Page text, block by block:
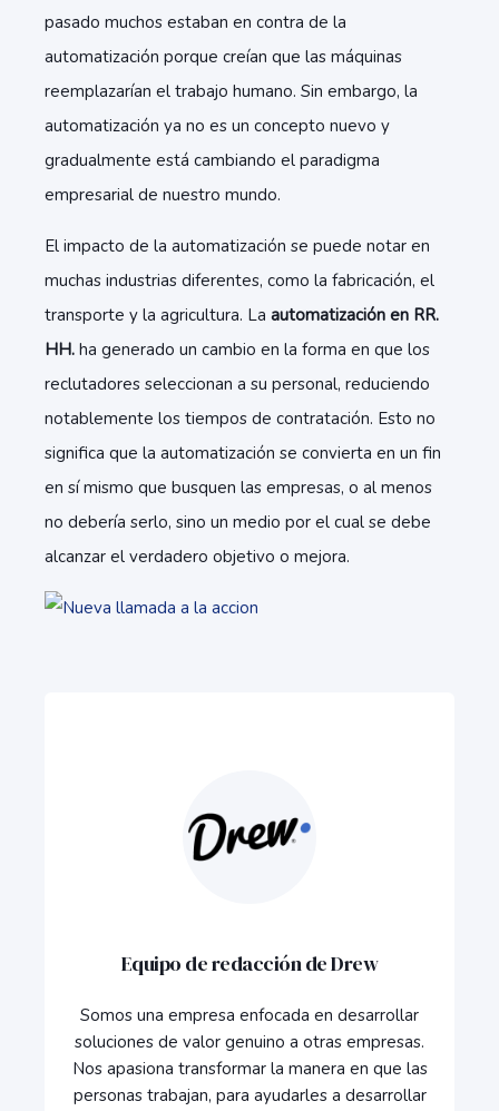
pasado muchos estaban en contra de la
automatización porque creían que las máquinas
reemplazarían el trabajo humano. Sin embargo, la
automatización ya no es un concepto nuevo y
gradualmente está cambiando el paradigma
empresarial de nuestro mundo.
El impacto de la automatización se puede notar en
muchas industrias diferentes, como la fabricación, el
transporte y la agricultura. La automatización en RR.
HH. ha generado un cambio en la forma en que los
reclutadores seleccionan a su personal, reduciendo
notablemente los tiempos de contratación. Esto no
significa que la automatización se convierta en un fin
en sí mismo que busquen las empresas, o al menos
no debería serlo, sino un medio por el cual se debe
alcanzar el verdadero objetivo o mejora.
Equipo de redacción de Drew
Somos una empresa enfocada en desarrollar
soluciones de valor genuino a otras empresas.
Nos apasiona transformar la manera en que las
personas trabajan, para ayudarles a desarrollar